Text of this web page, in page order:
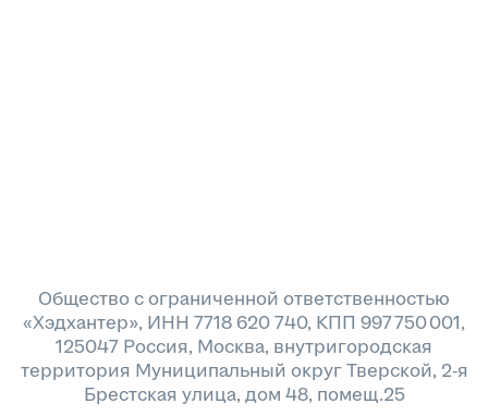
Общество с ограниченной ответственностью
«Хэдхантер», ИНН 7718 620 740, КПП 997 750 001,
125047 Россия, Москва, внутригородская
территория Муниципальный округ Тверской, 2-я
Брестская улица, дом 48, помещ.25